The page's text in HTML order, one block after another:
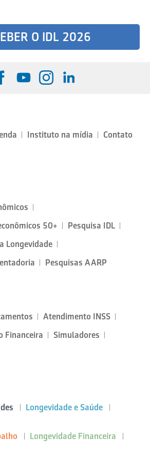
O IDL 2026
Instituto na mídia
Contato
50+
Pesquisa IDL
Longevidade
Pesquisas AARP
Atendimento INSS
Financeira
Simuladores
Longevidade e Saúde
Longevidade Financeira